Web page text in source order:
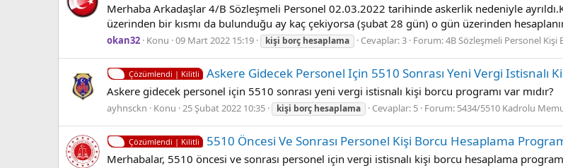
Merhaba Arkadaşlar 4/B Sözleşmeli Personel 02.03.2022 tarihinde askerlik nedeniyle
üzerinden bir kısmı da bulunduğu ay kaç çekiyorsa (şubat 28 gün) o gün üzerinden
okan32 Konu 09 Mart 2022 15:19 kişi borç hesaplama Cevaplar: 3 Forum:4B Sözleşmeli Personel Kişi
Çözümlendi | Kilitli Askere Gidecek Personel Için 5510 Sonrası Yeni Vergi Istisnalı
Askere gidecek personel için 5510 sonrası yeni vergi istisnalı kişi borcu programı var mıdır?
ayhnsckn Konu 25 Şubat 2022 10:35 kişi borç hesaplama Cevaplar: 5 Forum: 5434/5510 Kadrolu
Çözümlendi | Kilitli 5510 Öncesi Ve Sonrası Personel Kişi Borcu Hesaplama
Merhabalar, 5510 öncesi ve sonrası personel için vergi istisnalı kişi borcu hesaplama